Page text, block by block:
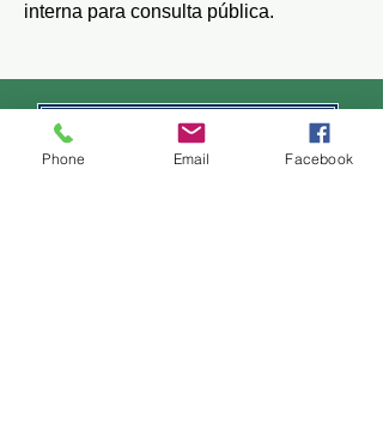
interna para consulta pública.
Balanços e Demontrações Financeiras
Phone Email Facebook